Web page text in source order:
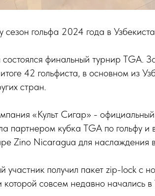
сезон гольфа 2024 года в
финальный турнир TGA.
42 гольфиста, в основном из
стран.
«Культ Сигар» -
партнером кубка TGA по гольфу и
Zino Nicaragua для наслаждения
участник получил пакет zip-lock с
совсем недавно начались в